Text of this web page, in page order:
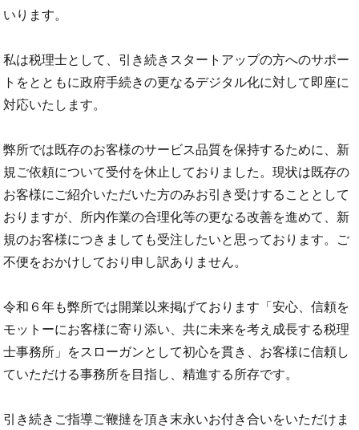
いります。
私は税理士として、引き続きスタートアップの方へのサポー
トをとともに政府手続きの更なるデジタル化に対して即座に
対応いたします。
弊所では既存のお客様のサービス品質を保持するために、新
規ご依頼について受付を休止しておりました。現状は既存の
お客様にご紹介いただいた方のみお引き受けすることとして
おりますが、所内作業の合理化等の更なる改善を進めて、新
規のお客様につきましても受注したいと思っております。ご
不便をおかけしており申し訳ありません。
令和６年も弊所では開業以来掲げております「安心、信頼を
モットーにお客様に寄り添い、共に未来を考え成長する税理
士事務所」をスローガンとして初心を貫き、お客様に信頼し
ていただける事務所を目指し、精進する所存です。
引き続きご指導ご鞭撻を頂き末永いお付き合いをいただけま